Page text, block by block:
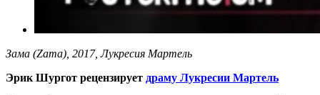
Зама (Zama), 2017, Лукресия Мартель
Эрик Шургот рецензирует драму Лукресии Мартель